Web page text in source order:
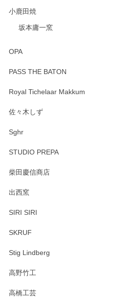
小鹿田焼
坂本庸一窯
OPA
PASS THE BATON
Royal Tichelaar Makkum
佐々木しず
Sghr
STUDIO PREPA
柴田慶信商店
出西窯
SIRI SIRI
SKRUF
Stig Lindberg
高野竹工
高橋工芸